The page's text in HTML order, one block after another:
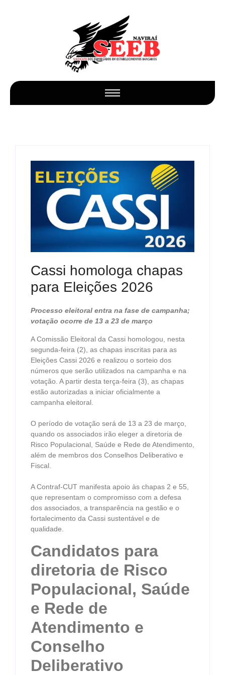
Cassi homologa chapas
para Eleições 2026
Processo eleitoral entra na fase de campanha;
votação ocorre de 13 a 23 de março
A Comissão Eleitoral da Cassi homologou, nesta
segunda-feira (2), as chapas inscritas para as
Eleições Cassi 2026 e realizou o sorteio dos
números que serão utilizados na campanha e na
votação. A partir desta terça-feira (3), as chapas
estão autorizadas a iniciar oficialmente a
campanha eleitoral.
O período de votação será de 13 a 23 de março,
quando os associados irão eleger a diretoria de
Risco Populacional, Saúde e Rede de Atendimento,
além de membros dos Conselhos Deliberativo e
Fiscal.
A Contraf-CUT manifesta apoio às chapas 2 e 55,
que representam o compromisso com a defesa
dos associados, a transparência na gestão e o
fortalecimento da Cassi sustentável e de
qualidade.
Candidatos para
diretoria de Risco
Populacional, Saúde
e Rede de
Atendimento e
Conselho
Deliberativo